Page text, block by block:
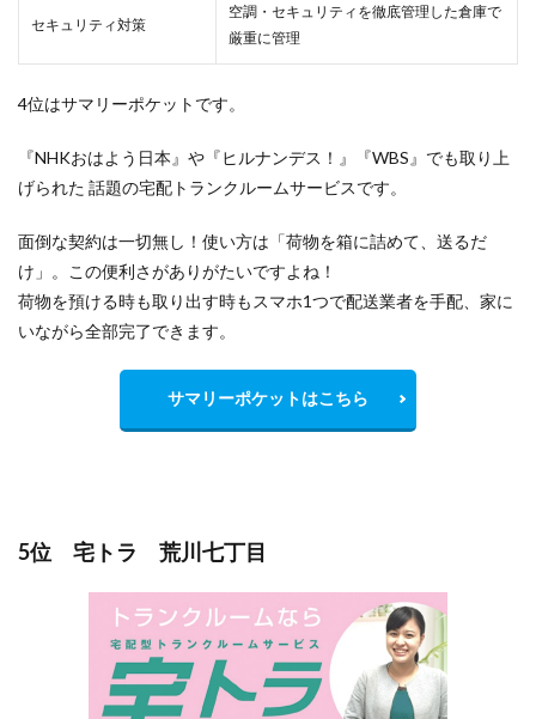
セキュリティ対策
空調・セキュリティを徹底管理した倉庫で
厳重に管理
4位はサマリーポケットです。
『NHKおはよう日本』や『ヒルナンデス！』『WBS』でも取り上
げられた 話題の宅配トランクルームサービスです。
面倒な契約は一切無し！使い方は「荷物を箱に詰めて、送るだ
け」。この便利さがありがたいですよね！
荷物を預ける時も取り出す時もスマホ1つで配送業者を手配、家に
いながら全部完了できます。
サマリーポケットはこちら
5位 宅トラ 荒川七丁目